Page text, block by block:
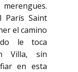
París Saint
el camino
le toca
Villa, sin
en esta